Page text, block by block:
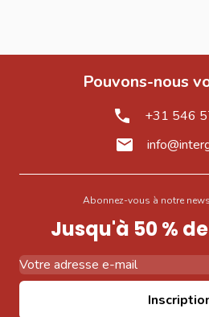
Pouvons-nous
+31 546
Abonnez-vous à notre
Jusqu'à 50 %